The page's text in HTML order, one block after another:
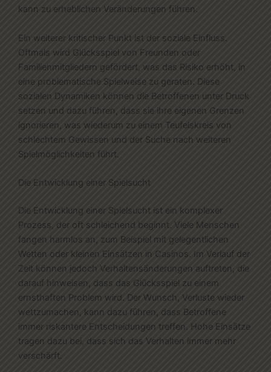
kann zu erheblichen Veränderungen führen.
Ein weiterer kritischer Punkt ist der soziale Einfluss.
Oftmals wird Glücksspiel von Freunden oder
Familienmitgliedern gefördert, was das Risiko erhöht, in
eine problematische Spielweise zu geraten. Diese
sozialen Dynamiken können die Betroffenen unter Druck
setzen und dazu führen, dass sie ihre eigenen Grenzen
ignorieren, was wiederum zu einem Teufelskreis von
schlechtem Gewissen und der Suche nach weiteren
Spielmöglichkeiten führt.
Die Entwicklung einer Spielsucht
Die Entwicklung einer Spielsucht ist ein komplexer
Prozess, der oft schleichend beginnt. Viele Menschen
fangen harmlos an, zum Beispiel mit gelegentlichen
Wetten oder kleinen Einsätzen in Casinos. Im Verlauf der
Zeit können jedoch Verhaltensänderungen auftreten, die
darauf hinweisen, dass das Glücksspiel zu einem
ernsthaften Problem wird. Der Wunsch, Verluste wieder
wettzumachen, kann dazu führen, dass Betroffene
immer riskantere Entscheidungen treffen. Hohe Einsätze
tragen dazu bei, dass sich das Verhalten immer mehr
verschärft.